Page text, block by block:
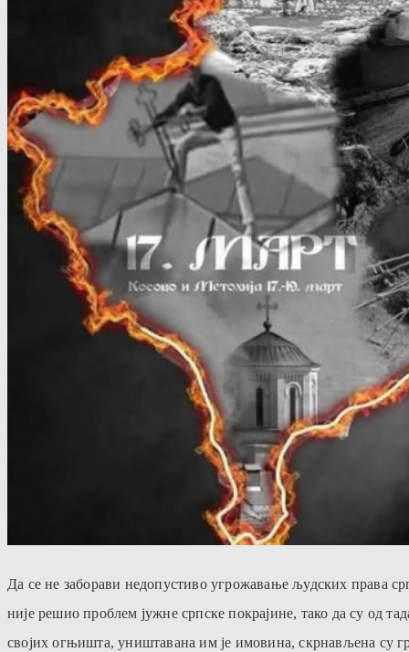
Да се не заборави недопустиво угрожавање људских права
није решио проблем јужне српске покрајине, тако да су од
својих огњишта, уништавана им је имовина, скрнављена су